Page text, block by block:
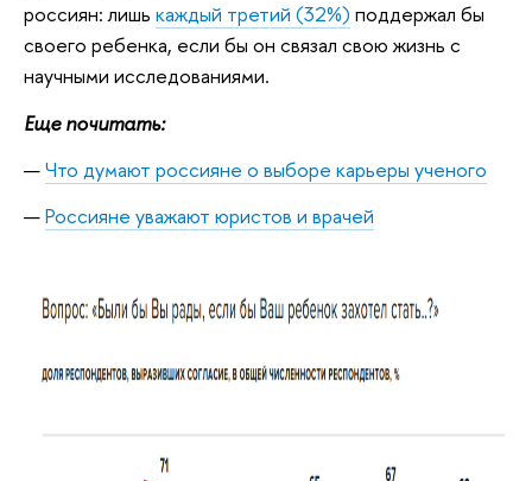
россиян: лишь каждый третий (32%) поддержал бы
своего ребенка, если бы он связал свою жизнь с
научными исследованиями.
Еще почитать:
Что думают россияне о выборе карьеры ученого
Россияне уважают юристов и врачей